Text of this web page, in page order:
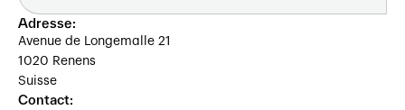
Adresse:
Avenue de Longemalle 21
1020 Renens
Suisse
Contact: